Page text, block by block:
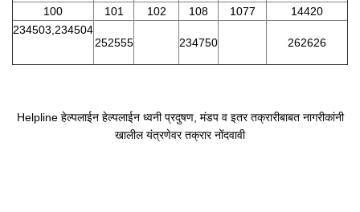
100
101 102 108 1077
14420
234503,234504
252555
234750 262626
Helpline हेल्पलाईन हेल्पलाईन ध्वनी प्रदुषण, मंडप व इतर तक्रारीबाबत नागरीकांनी
खालील यंत्रणेवर तक्रार नोंदवावी